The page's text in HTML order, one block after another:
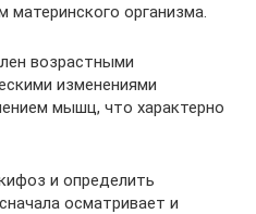
организма.
возрастными
изменениями
мышц, что характерно
и определить
осматривает и